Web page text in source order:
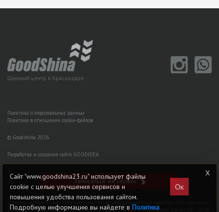
Шинный центр в Краснодаре
Политика о персональных данных
Политика в отношении cookie-файлов
© Goodshina 2026
Разработка и создание сайта GOODIDEA
Записаться на сервис
Данный интернет-сайт носит исключительно информационный характер и ни при каких
условиях не является публичной офертой, определяемой положениями статьи 437 (2) ГK
Сайт "www.goodshina23.ru" использует файлы
cookie с целью улучшения сервисов и
повышения удобства пользования сайтом.
Подробную информацию вы найдете вПолитика
Ок